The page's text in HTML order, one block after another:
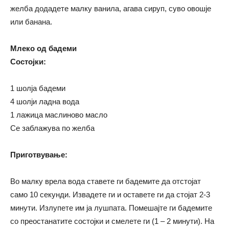
желба додадете малку ванила, агава сируп, суво овошје
или банана.
Млеко од бадеми
Состојки:
1 шолја бадеми
4 шолји ладна вода
1 лажица маслиново масло
Се заблажува по желба
Приготвување:
Во малку врела вода ставете ги бадемите да отстојат
само 10 секунди. Извадете ги и оставете ги да стојат 2-3
минути. Излупете им ја лушпата. Помешајте ги бадемите
со преостанатите состојки и смелете ги (1 – 2 минути). На